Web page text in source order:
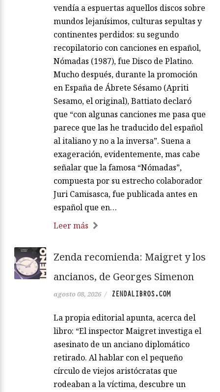
vendía a espuertas aquellos discos sobre
mundos lejanísimos, culturas sepultas y
continentes perdidos: su segundo
recopilatorio con canciones en español,
Nómadas (1987), fue Disco de Platino.
Mucho después, durante la promoción
en España de Ábrete Sésamo (Apriti
Sesamo, el original), Battiato declaró
que “con algunas canciones me pasa que
parece que las he traducido del español
al italiano y no a la inversa”. Suena a
exageración, evidentemente, mas cabe
señalar que la famosa “Nómadas”,
compuesta por su estrecho colaborador
Juri Camisasca, fue publicada antes en
español que en…
Leer más
Zenda recomienda: Maigret y los
ancianos, de Georges Simenon
agosto 08, 2026 / ZENDALIBROS.COM
La propia editorial apunta, acerca del
libro: “El inspector Maigret investiga el
asesinato de un anciano diplomático
retirado. Al hablar con el pequeño
círculo de viejos aristócratas que
rodeaban a la víctima, descubre un